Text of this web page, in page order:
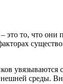
– это то, что они
среды.